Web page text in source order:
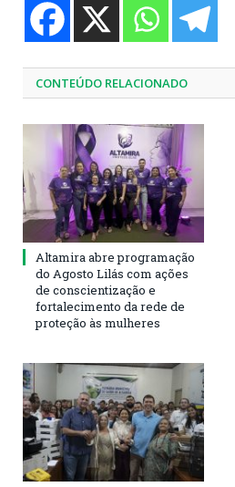
CONTEÚDO RELACIONADO
Altamira abre programação
do Agosto Lilás com ações
de conscientização e
fortalecimento da rede de
proteção às mulheres